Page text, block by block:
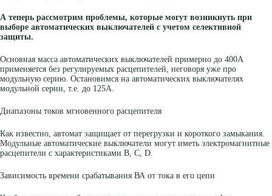
А теперь рассмотрим проблемы, которые могут возникнуть при
выборе автоматических выключателей с учетом селективной
защиты.
Основная масса автоматических выключателей примерно до 400А
применяется без регулируемых расцепителей, неговоря уже про
модульную серию. Остановимся на автоматических выключателях
модульной серии, т.е. до 125А.
Диапазоны токов мгновенного расцепителя
Как известно, автомат защищает от перегрузки и короткого замыкания.
Модульные автоматические выключатели могут иметь электромагнитные
расцепители с характеристиками B, C, D.
Зависимость времени срабатывания ВА от тока в его цепи